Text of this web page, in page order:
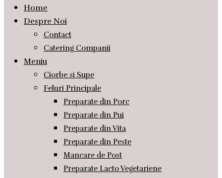
Home
Despre Noi
Contact
Catering Companii
Meniu
Ciorbe si Supe
Feluri Principale
Preparate din Porc
Preparate din Pui
Preparate din Vita
Preparate din Peste
Mancare de Post
Preparate Lacto Vegetariene